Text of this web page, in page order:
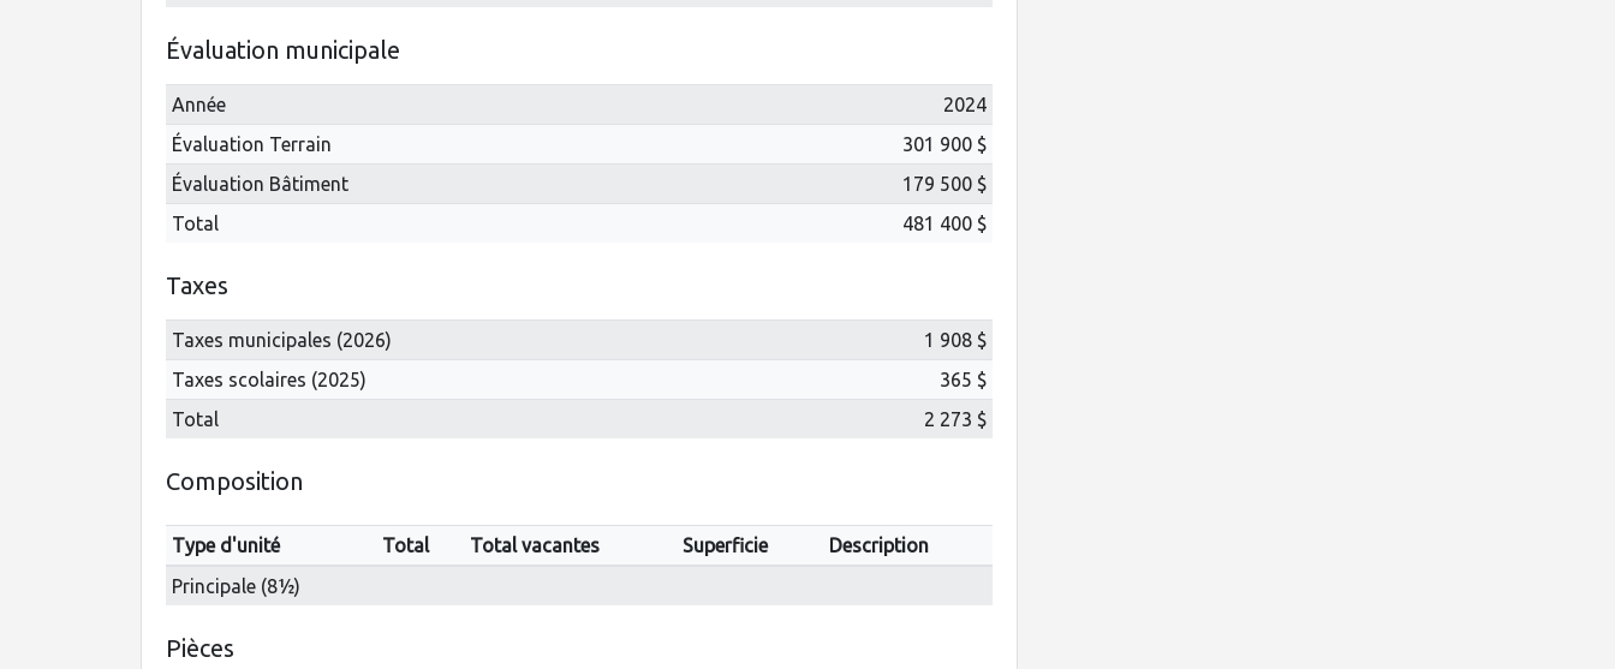
Évaluation municipale
Année
2024
Évaluation Terrain
301 900 $
Évaluation Bâtiment
179 500 $
Total
481 400 $
Taxes
Taxes municipales (2026)
1 908 $
Taxes scolaires (2025)
365 $
Total
2 273 $
Composition
Type d'unité Total Total vacantes Superficie
Description
Principale (8½)
Pièces